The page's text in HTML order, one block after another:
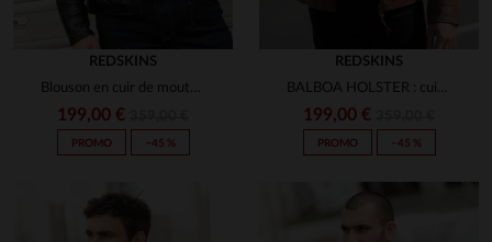
REDSKINS
Blouson en cuir de mouton noir, coupe slimfit et détails matelassés.
199,00 €
PROMO −45 %
REDSKINS
BALBOA HOLSTER : cuir de mouton cognac, coupe slimfit et style motard.
199,00 €
PROMO −45 %